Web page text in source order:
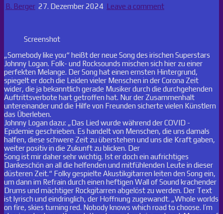
B. Berger 27. Dezember 2024 Leave a comment
Screenshot
„Somebody like you“ heißt der neue Song des irischen Superstars
Johnny Logan. Folk- und Rocksounds mischen sich hier zu einer
perfekten Melange. Der Song hat einen ernsten Hintergrund,
spiegelt er doch die Leiden vieler Menschen in der Corona Zeit
wider, die ja bekanntlich gerade Musiker durch die durchgehenden
Auftrittsverbote hart getroffen hat. Nur der Zusammenhalt
untereinander und die Hilfe von Freunden sicherte vielen Künstlern
das Überleben.
Johnny Logan dazu: „Das Lied wurde während der COVID -
Epidemie geschrieben. Es handelt von Menschen, die uns damals
halfen, diese schwere Zeit zu überstehen und uns die Kraft gaben,
weiter positiv in die Zukunft zu blicken. Der
Song ist mir daher sehr wichtig. Ist er doch ein aufrichtiges
Dankeschön an all die helfenden und mitfühlenden Leute in dieser
düsteren Zeit.“ Folky gespielte Akustikgitarren leiten den Song ein,
um dann im Refrain durch einen heftigen Wall of Sound krachender
Drums und mächtiger Rockgitarren abgelöst zu werden. Der Text
ist lyrisch und eindringlich, der Hoffnung zugewandt. „Whole worlds
on fire, skies turning red. Nobody knows which road to choose. I’m